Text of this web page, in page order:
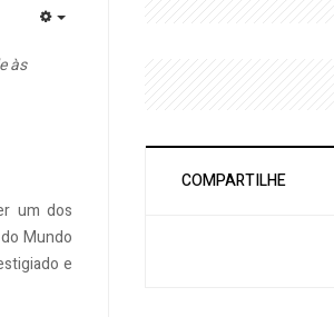
às
um dos
Mundo
e
COMPARTILHE